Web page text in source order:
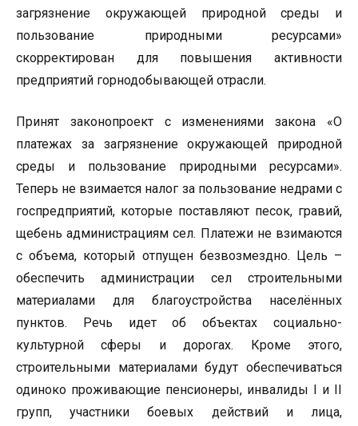
загрязнение окружающей природной среды и
пользование природными ресурсами»
скорректирован для повышения активности
предприятий горнодобывающей отрасли.
Принят законопроект с изменениями закона «О
платежах за загрязнение окружающей природной
среды и пользование природными ресурсами».
Теперь не взимается налог за пользование недрами с
госпредприятий, которые поставляют песок, гравий,
щебень администрациям сел. Платежи не взимаются
с объема, который отпущен безвозмездно. Цель –
обеспечить администрации сел строительными
материалами для благоустройства населённых
пунктов. Речь идет об объектах социально-
культурной сферы и дорогах. Кроме этого,
строительными материалами будут обеспечиваться
одиноко проживающие пенсионеры, инвалиды I и II
групп, участники боевых действий и лица,